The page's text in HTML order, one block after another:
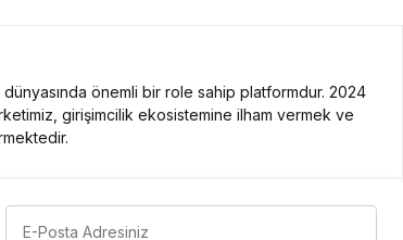
önemli bir role sahip platformdur. 2024
girişimcilik ekosistemine ilham vermek ve